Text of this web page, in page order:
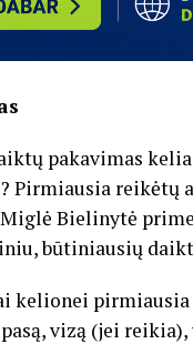
pakavimas
Pirmiausia
Bielinytė
būtiniausių
kelionei
vizą (jei